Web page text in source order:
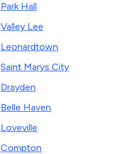
Park Hall
Valley Lee
Leonardtown
Saint Marys City
Drayden
Belle Haven
Loveville
Compton